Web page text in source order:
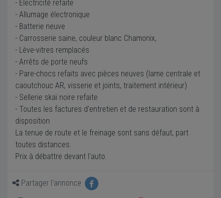
- Électricité refaite
- Allumage électronique
- Batterie neuve
- Carrosserie saine, couleur blanc Chamonix,
- Lève-vitres remplacés
- Arrêts de porte neufs
- Pare-chocs refaits avec pièces neuves (lame centrale et
caoutchouc AR, visserie et joints, traitement intérieur)
- Sellerie skaï noire refaite
- Toutes les factures d'entretien et de restauration sont à
disposition
La tenue de route et le freinage sont sans défaut, part
toutes distances.
Prix à débattre devant l'auto.
Partager l'annonce